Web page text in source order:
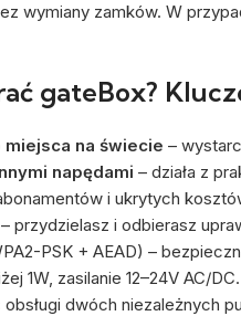
wymiany zamków. W
gateBox?
na świecie –
napędami – działa z
i ukrytych
– przydzielasz i odbierasz
PSK + AEAD) –
1W, zasilanie 12–24V AC/DC.
dwóch niezależnych